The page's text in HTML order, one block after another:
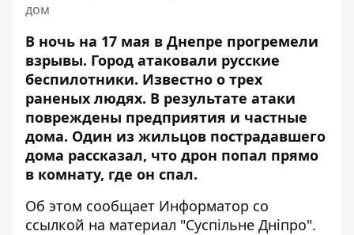
дом
В ночь на 17 мая в Днепре прогремели
взрывы. Город атаковали русские
беспилотники. Известно о трех
раненых людях. В результате атаки
повреждены предприятия и частные
дома. Один из жильцов пострадавшего
дома рассказал, что дрон попал прямо
в комнату, где он спал.
Об этом сообщает Информатор со
ссылкой на материал "Суспільне Дніпро".